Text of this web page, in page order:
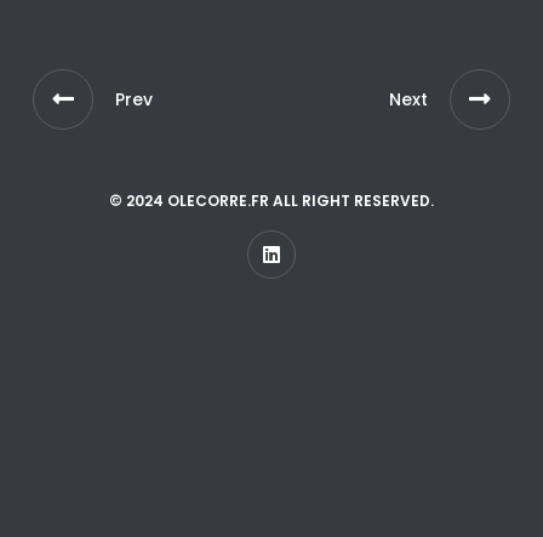
Prev Next
© 2024 OLECORRE.FR ALL RIGHT RESERVED.